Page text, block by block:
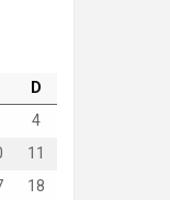
D
4
11
18